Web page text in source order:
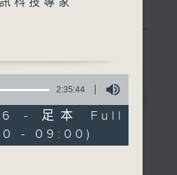
大學中醫藥學
醫師蘇鈺晶
2:35:44
- 足本 Full
- 09:00)